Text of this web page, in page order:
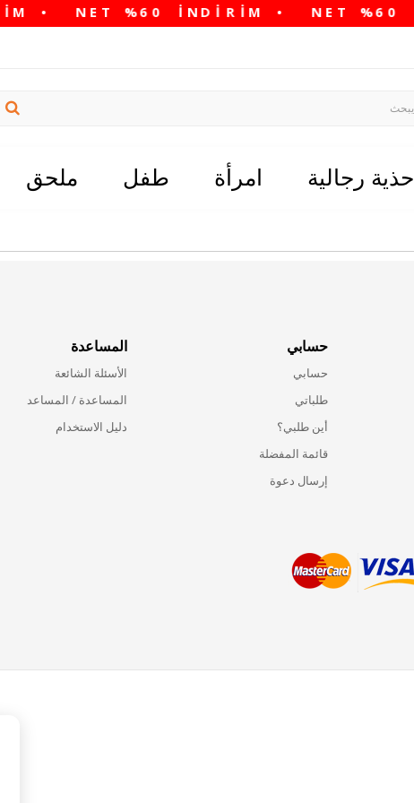
أحذية رجالية امرأة طفل ملحق
حسابي
حسابي
طلباتي
أين طلبي؟
قائمة المفضلة
إرسال دعوة
المساعدة
الأسئلة الشائعة
المساعدة / المساعد
دليل الاستخدام